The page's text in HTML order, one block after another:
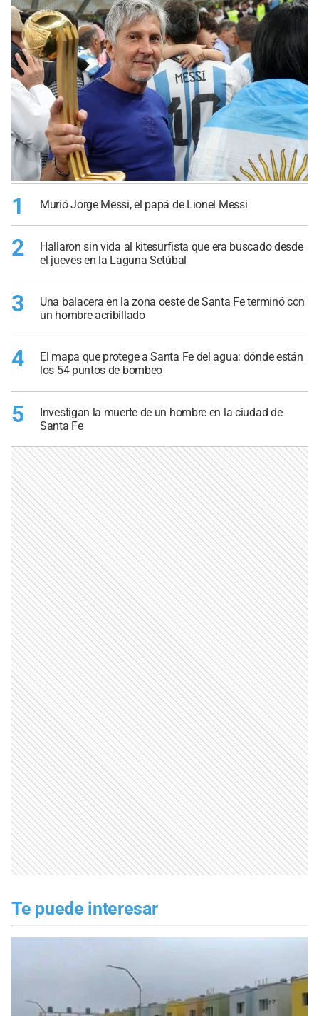
1 Murió Jorge Messi, el papá de Lionel Messi
2
Hallaron sin vida al kitesurfista que era buscado desde
el jueves en la Laguna Setúbal
3
Una balacera en la zona oeste de Santa Fe terminó con
un hombre acribillado
4
El mapa que protege a Santa Fe del agua: dónde están
los 54 puntos de bombeo
5
Investigan la muerte de un hombre en la ciudad de
Santa Fe
Te puede interesar